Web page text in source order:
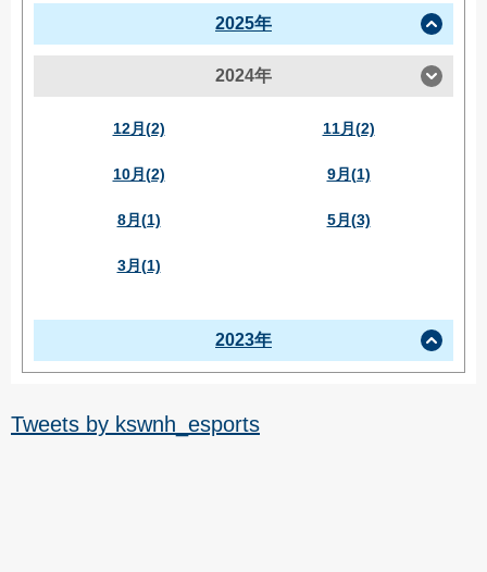
2025年
2024年
12月(2) 11月(2)
10月(2) 9月(1)
8月(1) 5月(3)
3月(1)
2023年
Tweets by kswnh_esports